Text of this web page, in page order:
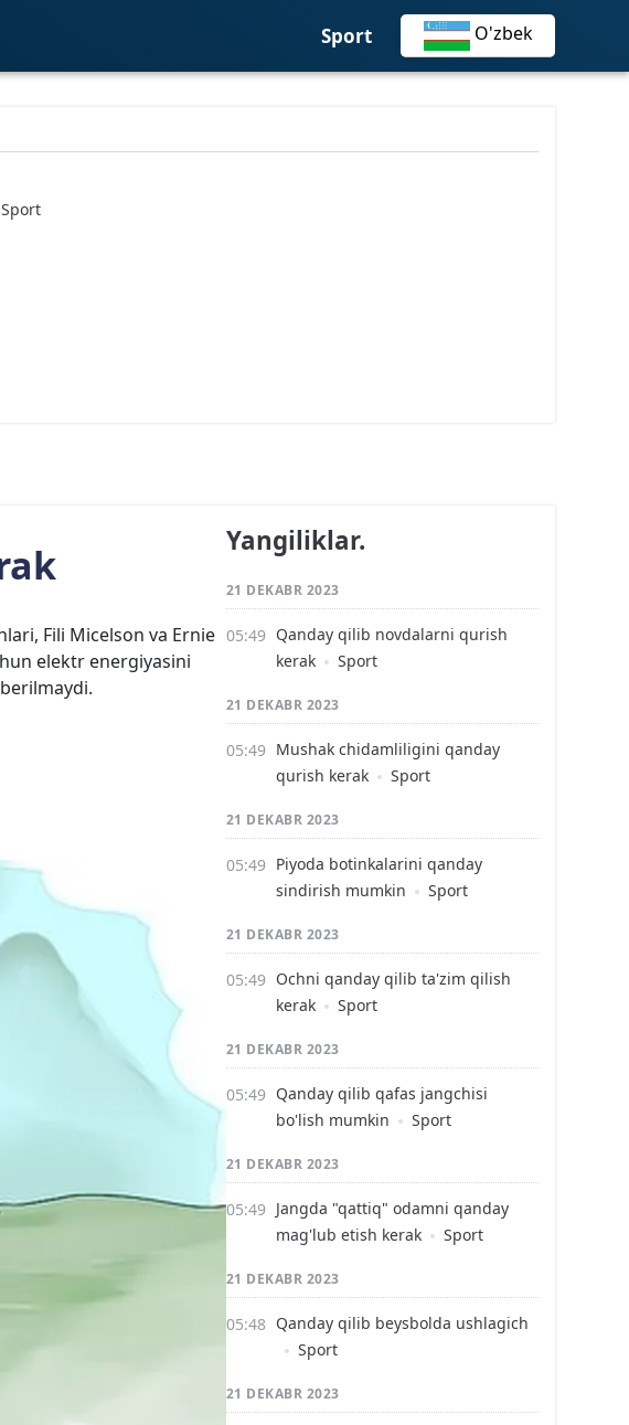
Sport О'zbek
Sport
Fili Micelson va Ernie
elektr energiyasini
Yangiliklar.
21 DEKABR 2023
Qanday qilib novdalarni qurish
kerak
Sport
21 DEKABR 2023
Mushak chidamliligini qanday
qurish kerak
Sport
21 DEKABR 2023
Piyoda botinkalarini qanday
sindirish mumkin
Sport
21 DEKABR 2023
Ochni qanday qilib ta'zim qilish
kerak
Sport
21 DEKABR 2023
Qanday qilib qafas jangchisi
bo'lish mumkin
Sport
21 DEKABR 2023
Jangda "qattiq" odamni qanday
mag'lub etish kerak
Sport
21 DEKABR 2023
Qanday qilib beysbolda ushlagich
Sport
21 DEKABR 2023